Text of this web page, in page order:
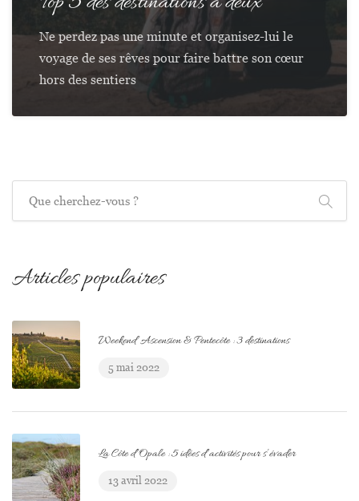
Ne perdez pas une minute et organisez-lui le
voyage de ses rêves pour faire battre son cœur
hors des sentiers
Articles populaires
Weekend Ascension & Pentecôte : 3 destinations
5 mai 2022
La Côte d’Opale : 5 idées d’activités pour s’évader
13 avril 2022